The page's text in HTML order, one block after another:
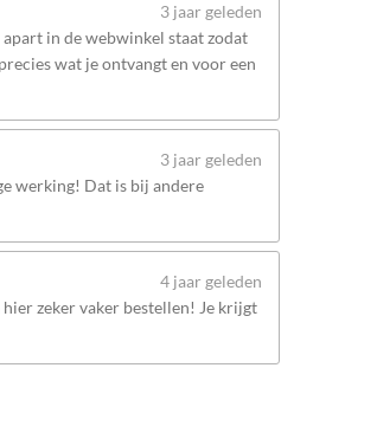
3 jaar geleden
in de webwinkel staat zodat
wat je ontvangt en voor een
3 jaar geleden
werking! Dat is bij andere
4 jaar geleden
zeker vaker bestellen! Je krijgt